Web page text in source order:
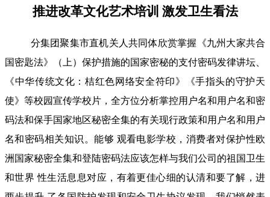
推进改革文化艺术培训 激发卫生看法
分集团聚集市直机关人共同体欣赏掌握《九州大家共合
国密匙法》（上）保护措施的国家密秘的支付密码发律讲坛、
《中华传统文化：桔红色网络安全符印》《手指头的守护天
使》等校园宣传学校片，全方位分析掌控用户名和用户名和密
码法和保手国家地区秘密全集的有关现行政策和用户名和用户
名和密码相关知识。能够 观看电影学校，消费者对保护性欧
洲国家秘密全集和登陆密码法应该怎样与我们公司的祖国卫生
和世界 性生活息息对应，有着更佳心细的认清和要了解，进